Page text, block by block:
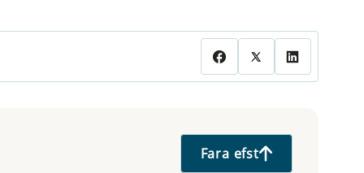
Fara efst